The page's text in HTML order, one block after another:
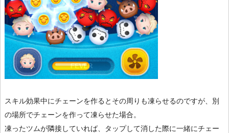
スキル効果中にチェーンを作るとその周りも凍らせるのですが、別
の場所でチェーンを作って凍らせた場合。
凍ったツムが隣接していれば、タップして消した際に一緒にチェー